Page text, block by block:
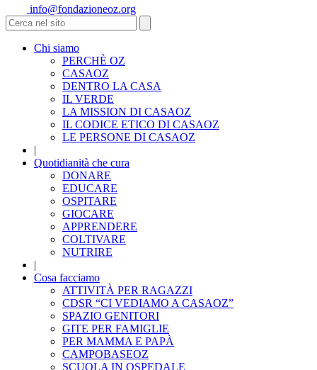
info@fondazioneoz.org
Chi siamo
PERCHÈ OZ
CASAOZ
DENTRO LA CASA
IL VERDE
LA MISSION DI CASAOZ
IL CODICE ETICO DI CASAOZ
LE PERSONE DI CASAOZ
|
Quotidianità che cura
DONARE
EDUCARE
OSPITARE
GIOCARE
APPRENDERE
COLTIVARE
NUTRIRE
|
Cosa facciamo
ATTIVITÀ PER RAGAZZI
CDSR “CI VEDIAMO A CASAOZ”
SPAZIO GENITORI
GITE PER FAMIGLIE
PER MAMMA E PAPÀ
CAMPOBASEOZ
SCUOLA IN OSPEDALE